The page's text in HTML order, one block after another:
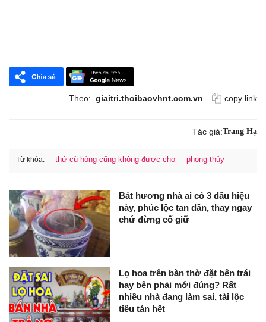
Theo: giaitri.thoibaovhnt.com.vn copy link
Tác giả:Trang Hạ
Từ khóa: thứ cũ hỏng cũng không được cho phong thủy
Bát hương nhà ai có 3 dấu hiệu
này, phúc lộc tan dần, thay ngay
chứ đừng cố giữ
Lọ hoa trên bàn thờ đặt bên trái
hay bên phải mới đúng? Rất
nhiều nhà đang làm sai, tài lộc
tiêu tán hết